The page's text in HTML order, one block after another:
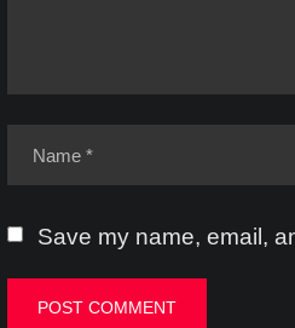
Save my name, email,